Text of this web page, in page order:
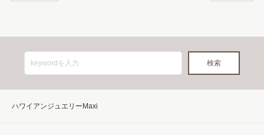
ハワイアンジュエリーMaxi